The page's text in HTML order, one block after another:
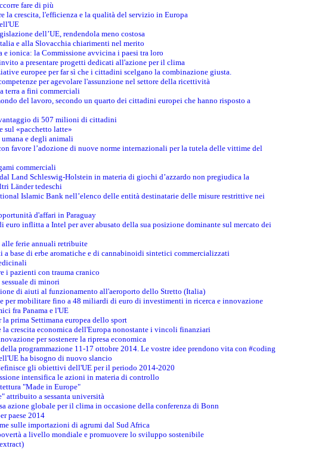
fare di più
la crescita, l'efficienza e la qualità del servizio in Europa
dell’UE, rendendola meno costosa
e alla Slovacchia chiarimenti nel merito
e ionica: la Commissione avvicina i paesi tra loro
a presentare progetti dedicati all'azione per il clima
europee per far sì che i cittadini scelgano la combinazione giusta.
per agevolare l'assunzione nel settore della ricettività
terra a fini commerciali
del lavoro, secondo un quarto dei cittadini europei che hanno risposto a
di 507 milioni di cittadini
sul «pacchetto latte»
e degli animali
favore l’adozione di nuove norme internazionali per la tutela delle vittime del
commerciali
Land Schleswig-Holstein in materia di giochi d’azzardo non pregiudica la
Länder tedeschi
Islamic Bank nell’elenco delle entità destinatarie delle misure restrittive nei
d'affari in Paraguay
inflitta a Intel per aver abusato della sua posizione dominante sul mercato dei
alle ferie annuali retribuite
a base di erbe aromatiche e di cannabinoidi sintetici commercializzati
i pazienti con trauma cranico
di minori
di aiuti al funzionamento all'aeroporto dello Stretto (Italia)
per mobilitare fino a 48 miliardi di euro di investimenti in ricerca e innovazione
fra Panama e l'UE
prima Settimana europea dello sport
crescita economica dell'Europa nonostante i vincoli finanziari
per sostenere la ripresa economica
programmazione 11-17 ottobre 2014. Le vostre idee prendono vita con #coding
ha bisogno di nuovo slancio
gli obiettivi dell'UE per il periodo 2014-2020
intensifica le azioni in materia di controllo
"Made in Europe"
attribuito a sessanta università
azione globale per il clima in occasione della conferenza di Bonn
paese 2014
sulle importazioni di agrumi dal Sud Africa
a livello mondiale e promuovere lo sviluppo sostenibile